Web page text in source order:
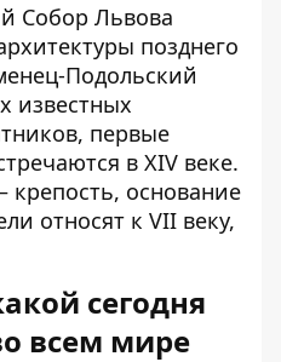
Собор Львова
позднего
Подольский
известных
первые
в XIV веке.
крепость, основание
относят к VII веку,
сегодня
всем мире